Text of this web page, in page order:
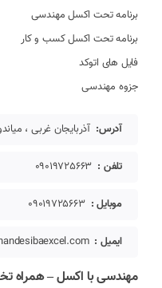
برنامه تحت اکسل مهندسی
برنامه تحت اکسل کسب و کار
فایل های اتوکد
جزوه مهندسی
آدرس: آذربایجان غربی ،
تلفن : 09019725663
موبایل : 09019725663
ایمیل :
مهندسی با اکسل – همراه